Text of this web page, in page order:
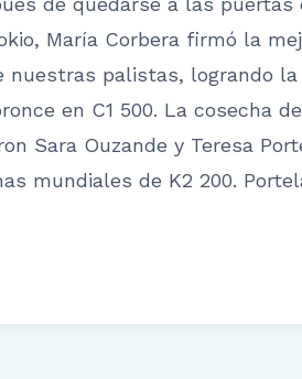
María Corbera firmó la
nuestras palistas, logrando
en C1 500. La cosecha
Sara Ouzande y Teresa
mundiales de K2 200.